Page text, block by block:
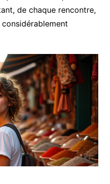
de chaque rencontre,